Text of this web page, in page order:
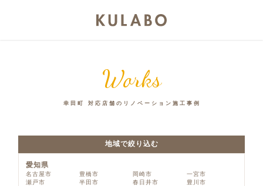
Works
幸田町 対応店舗のリノベーション施工事例
地域で絞り込む
愛知県
名古屋市 豊橋市 岡崎市
一宮市
瀬戸市
半田市 春日井市
豊川市